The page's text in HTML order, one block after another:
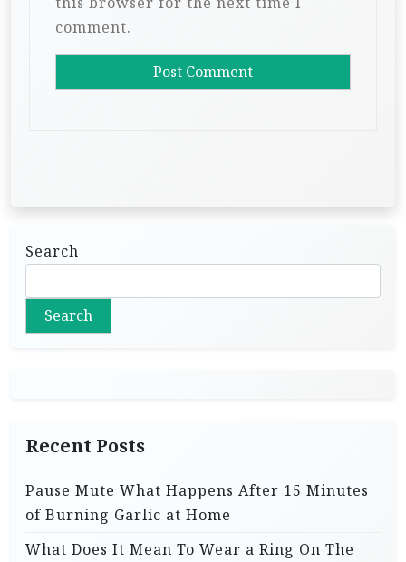
comment.
Search
Search
Recent Posts
Pause Mute What Happens After 15 Minutes
of Burning Garlic at Home
What Does It Mean To Wear a Ring On The